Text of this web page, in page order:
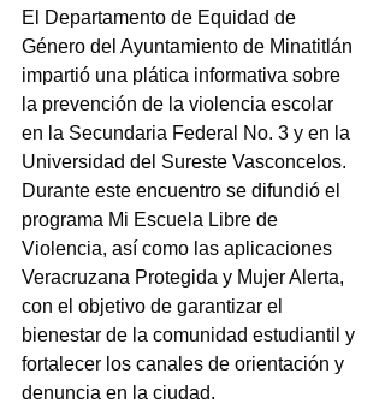
El Departamento de Equidad de
Género del Ayuntamiento de Minatitlán
impartió una plática informativa sobre
la prevención de la violencia escolar
en la Secundaria Federal No. 3 y en la
Universidad del Sureste Vasconcelos.
Durante este encuentro se difundió el
programa Mi Escuela Libre de
Violencia, así como las aplicaciones
Veracruzana Protegida y Mujer Alerta,
con el objetivo de garantizar el
bienestar de la comunidad estudiantil y
fortalecer los canales de orientación y
denuncia en la ciudad.